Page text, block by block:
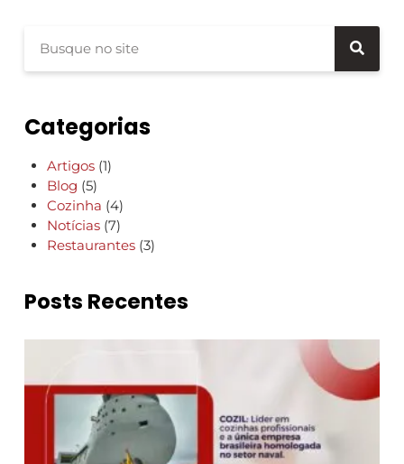
Categorias
Artigos (1)
Blog (5)
Cozinha (4)
Notícias (7)
Restaurantes (3)
Posts Recentes